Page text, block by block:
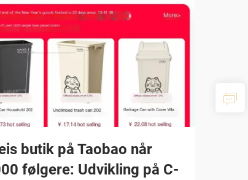
butik på Taobao når
følgere: Udvikling på C-